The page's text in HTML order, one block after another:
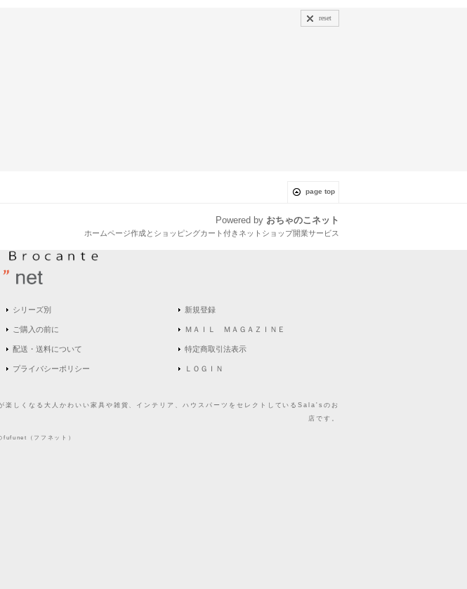
reset
page top
Powered by おちゃのこネット
ホームページ作成とショッピングカート付きネットショップ開業サービス
シリーズ別
ご購入の前に
配送・送料について
プライバシーポリシー
新規登録
ＭＡＩＬ ＭＡＧＡＺＩＮＥ
特定商取引法表示
ＬＯＧＩＮ
しくなる大人かわいい家具や雑貨、インテリア、ハウスパーツをセレクトしているSala'sのお
店です。
fufunet（フフネット）